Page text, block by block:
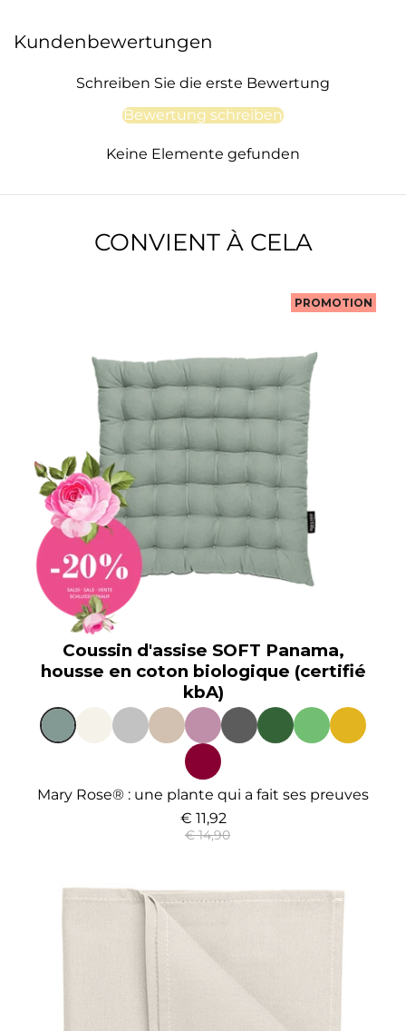
Kundenbewertungen
Schreiben Sie die erste Bewertung
Bewertung schreiben
Keine Elemente gefunden
CONVIENT À CELA
Coussin d'assise SOFT Panama,
housse en coton biologique (certifié
kbA)
PROMOTION
Mary Rose® : une plante qui a fait ses preuves
€ 11,92
€ 14,90